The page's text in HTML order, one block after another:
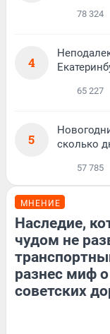
78 324
4
65 227
5
сколько
57 785
МНЕНИЕ
Наследие,
чудом не
разнес миф
советских